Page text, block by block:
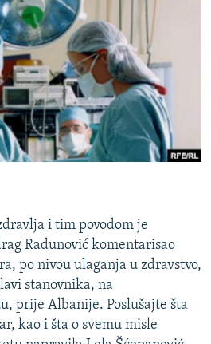
i tim povodom je
Radunović komentarisao
po nivou ulaganja u zdravstvo,
stanovnika, na
prije Albanije. Poslušajte šta
kao i šta o svemu misle